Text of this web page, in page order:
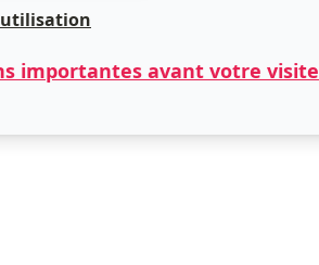
importantes avant votre visite